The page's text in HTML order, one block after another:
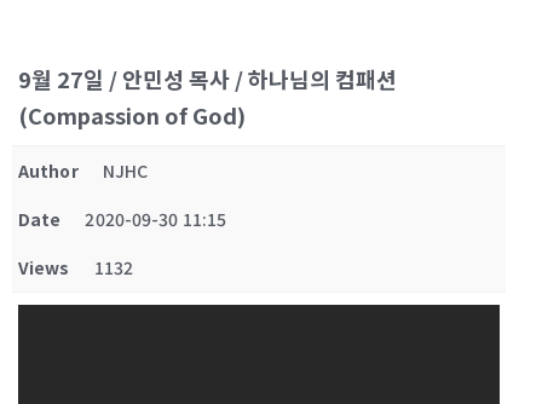
9월 27일 / 안민성 목사 / 하나님의 컴패션
(Compassion of God)
Author
NJHC
Date
2020-09-30 11:15
Views
1132